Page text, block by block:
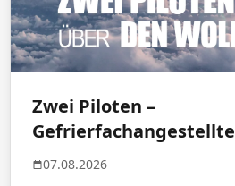
Zwei Piloten –
Gefrierfachangestellte
07.08.2026